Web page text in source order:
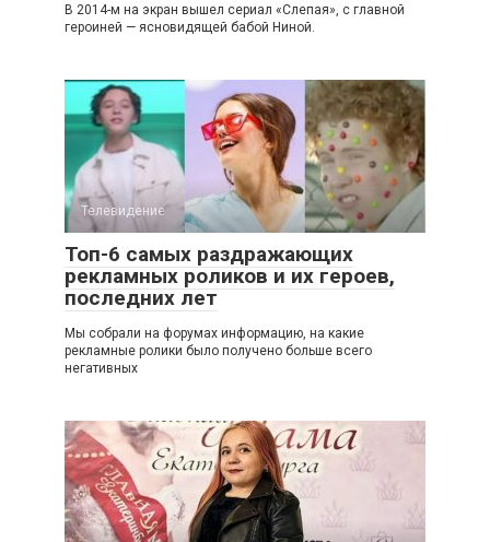
В 2014-м на экран вышел сериал «Слепая», с главной
героиней — ясновидящей бабой Ниной.
Телевидение
Топ-6 самых раздражающих
рекламных роликов и их героев,
последних лет
Мы собрали на форумах информацию, на какие
рекламные ролики было получено больше всего
негативных